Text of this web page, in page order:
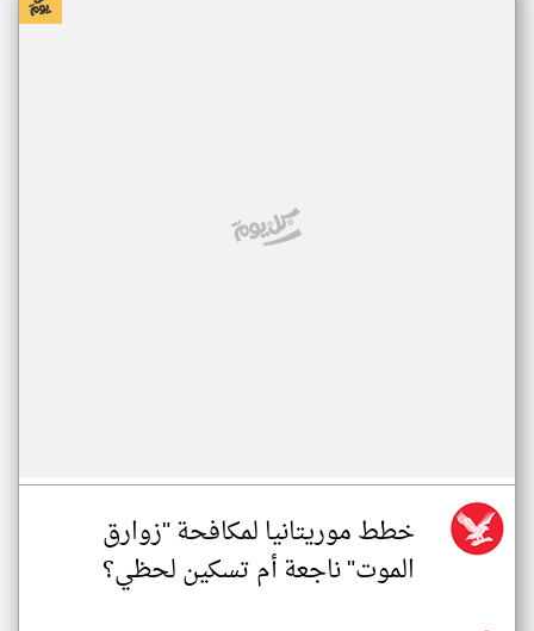
خطط موريتانيا لمكافحة "زوارق
الموت" ناجعة أم تسكين لحظي؟